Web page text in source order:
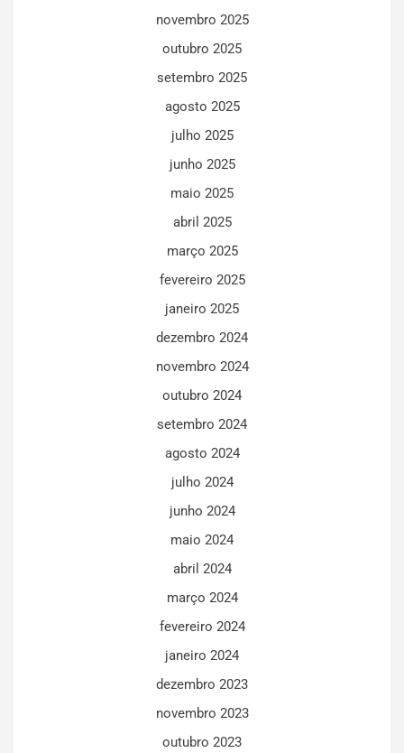
novembro 2025
outubro 2025
setembro 2025
agosto 2025
julho 2025
junho 2025
maio 2025
abril 2025
março 2025
fevereiro 2025
janeiro 2025
dezembro 2024
novembro 2024
outubro 2024
setembro 2024
agosto 2024
julho 2024
junho 2024
maio 2024
abril 2024
março 2024
fevereiro 2024
janeiro 2024
dezembro 2023
novembro 2023
outubro 2023